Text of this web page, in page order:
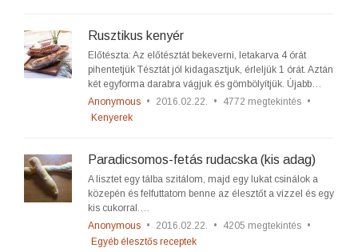
Rusztikus kenyér
Előtészta: Az előtésztát bekeverni, letakarva 4 órát
pihentetjük Tésztát jól kidagasztjuk, érleljük 1 órát. Aztán
két egyforma darabra vágjuk és gömbölyítjük. Újabb…
Anonymous • 2016.02.22. • 4772 megtekintés •
Kenyerek
Paradicsomos-fetás rudacska (kis adag)
A lisztet egy tálba szitálom, majd egy lukat csinálok a
közepén és felfuttatom benne az élesztőt a vízzel és egy
kis cukorral.…
Anonymous • 2016.02.22. • 4205 megtekintés •
Egyéb élesztős receptek